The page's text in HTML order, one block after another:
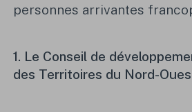
personnes arrivantes
1. Le Conseil de
des Territoires du Nord-